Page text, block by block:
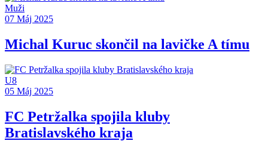
Muži
07 Máj 2025
Michal Kuruc skončil na lavičke A tímu
U8
05 Máj 2025
FC Petržalka spojila kluby
Bratislavského kraja